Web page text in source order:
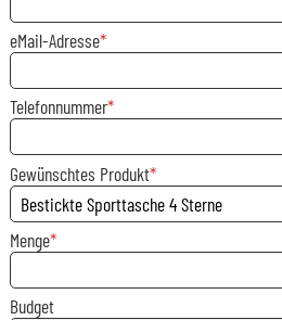
eMail-Adresse
Telefonnummer
Gewünschtes Produkt
Menge
Budget